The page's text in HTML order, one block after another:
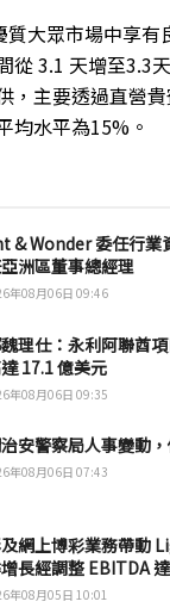
質大眾市場中享有
從 3.1 天增至3.3
，主要透過直營
均水平為15%。
& Wonder 委任行
洲區董事總經理
年08月06日 09:46
理仕：永利阿聯酋
17.1 億美元
年08月06日 09:35
安警察局人事變動
年08月06日 07:43
網上博彩業務帶動
長經調整 EBITDA
年08月05日 10:01